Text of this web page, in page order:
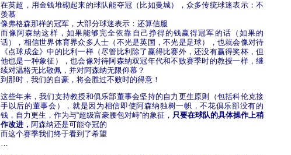
在英超，用金钱堆砌起来的球队能夺冠（比如曼城），众多传统球迷表示：不
羡慕
像弗格森那样的冠军，大部分球迷表示：还算信服
而像阿森纳这样，如果能够完全依靠自己挣得的钱赢得冠军的话（如果的
话），相信世界体育界众多人士（不光是英国，不光是足球），也就会像对待
《点球成金》中的比利一样（尽管比利除了赢得比赛外，还没有赢得奖杯，但
他也是一种象征），也会像对待阿森纳双冠年代和不败赛季时的教授一样，继
续对温格无比敬佩，并对阿森纳无限仰慕？
到那时，我们的自豪，将会胜过不败时的得意！
这些年来，我们支持教授和俱乐部董事会坚持的自力更生原则（包括科伦克接
手以后的董事会），就是因为相信即使阿森纳独树一帜，不花俱乐部没有的
钱，自力更生，作为与“超级富豪腰包对峙”的象征， 只要在球队的具体操作上稍
作改进， 阿森纳还是可能夺冠的
而这个赛季我们终于看到了希望